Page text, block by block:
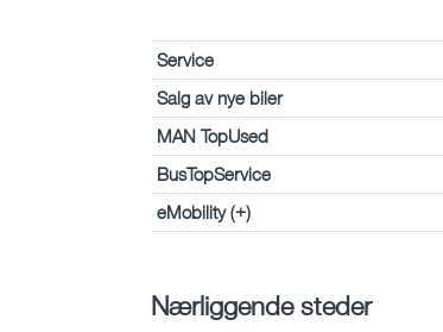
Service
Salg av nye biler
MAN TopUsed
BusTopService
eMobility (+)
Nærliggende steder